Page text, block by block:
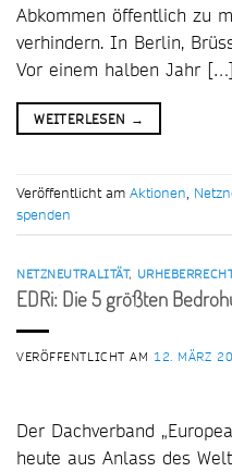
Abkommen öffentlich zu
verhindern. In Berlin,
Vor einem halben Jahr […]
WEITERLESEN →
Veröffentlicht am Aktionen,
spenden
NETZNEUTRALITÄT,
EDRi: Die 5 größten
VERÖFFENTLICHT AM 12. MÄRZ
Der Dachverband
heute aus Anlass des